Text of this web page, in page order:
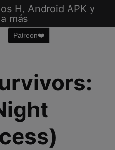
H, Android APK y
más
Patreon❤️